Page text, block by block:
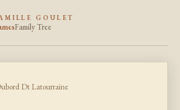
GOULET
Family Tree
Dt Latourraine